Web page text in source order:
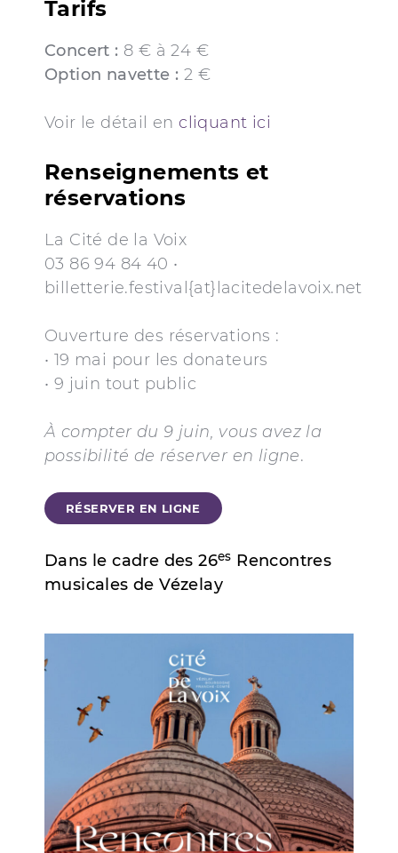
Tarifs
Concert : 8 € à 24 €
Option navette : 2 €
Voir le détail en cliquant ici
Renseignements et
réservations
La Cité de la Voix
03 86 94 84 40 •
billetterie.festival{at}lacitedelavoix.net
Ouverture des réservations :
• 19 mai pour les donateurs
• 9 juin tout public
À compter du 9 juin, vous avez la
possibilité de réserver en ligne.
RÉSERVER EN LIGNE
Dans le cadre des 26es Rencontres
musicales de Vézelay